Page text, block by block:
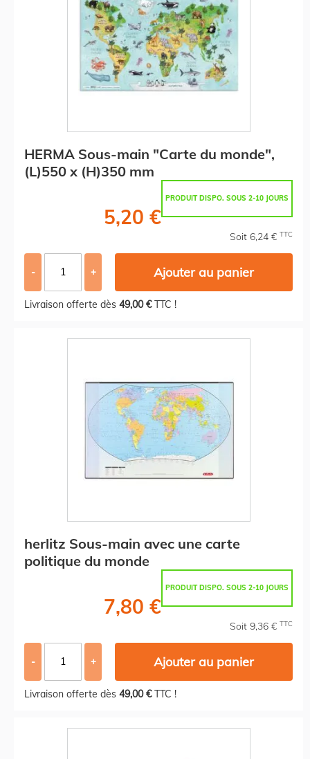
HERMA Sous-main "Carte du monde",
(L)550 x (H)350 mm
PRODUIT DISPO. SOUS 2-10 JOURS
5,20 €
Soit 6,24 € TTC
- + Ajouter au panier
Livraison offerte dès 49,00 €TTC !
herlitz Sous-main avec une carte
politique du monde
PRODUIT DISPO. SOUS 2-10 JOURS
7,80 €
Soit 9,36 € TTC
- + Ajouter au panier
Livraison offerte dès 49,00 €TTC !